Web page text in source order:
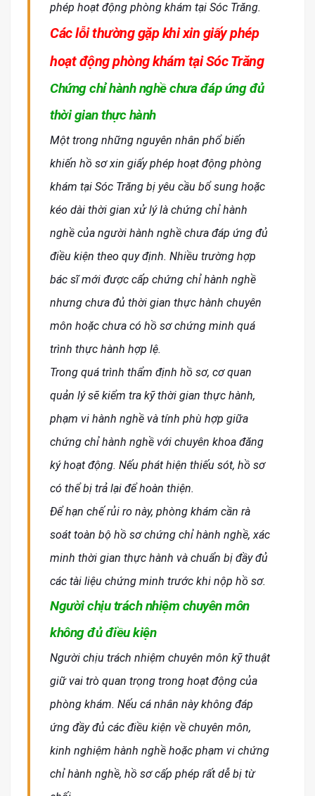
phép hoạt động phòng khám tại Sóc Trăng.
Các lỗi thường gặp khi xin giấy phép
hoạt động phòng khám tại Sóc Trăng
Chứng chỉ hành nghề chưa đáp ứng đủ
thời gian thực hành
Một trong những nguyên nhân phổ biến
khiến hồ sơ xin giấy phép hoạt động phòng
khám tại Sóc Trăng bị yêu cầu bổ sung hoặc
kéo dài thời gian xử lý là chứng chỉ hành
nghề của người hành nghề chưa đáp ứng đủ
điều kiện theo quy định. Nhiều trường hợp
bác sĩ mới được cấp chứng chỉ hành nghề
nhưng chưa đủ thời gian thực hành chuyên
môn hoặc chưa có hồ sơ chứng minh quá
trình thực hành hợp lệ.
Trong quá trình thẩm định hồ sơ, cơ quan
quản lý sẽ kiểm tra kỹ thời gian thực hành,
phạm vi hành nghề và tính phù hợp giữa
chứng chỉ hành nghề với chuyên khoa đăng
ký hoạt động. Nếu phát hiện thiếu sót, hồ sơ
có thể bị trả lại để hoàn thiện.
Để hạn chế rủi ro này, phòng khám cần rà
soát toàn bộ hồ sơ chứng chỉ hành nghề, xác
minh thời gian thực hành và chuẩn bị đầy đủ
các tài liệu chứng minh trước khi nộp hồ sơ.
Người chịu trách nhiệm chuyên môn
không đủ điều kiện
Người chịu trách nhiệm chuyên môn kỹ thuật
giữ vai trò quan trọng trong hoạt động của
phòng khám. Nếu cá nhân này không đáp
ứng đầy đủ các điều kiện về chuyên môn,
kinh nghiệm hành nghề hoặc phạm vi chứng
chỉ hành nghề, hồ sơ cấp phép rất dễ bị từ